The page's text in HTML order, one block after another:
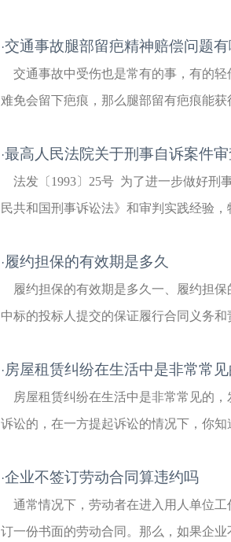
·交通事故腿部留疤精神赔偿问题
交通事故中受伤也是常有的事，有的
难免会留下疤痕，那么腿部留有疤痕能
·最高人民法院关于刑事自诉案件
法发〔1993〕25号 为了进一步做好刑
民共和国刑事诉讼法》和审判实践经验
·履约担保的有效期是多久
履约担保的有效期是多久一、履约担
中标的投标人提交的保证履行合同义务
·房屋租赁纠纷在生活中是非常常
房屋租赁纠纷在生活中是非常常见的
诉讼的，在一方提起诉讼的情况下，你
·企业不签订劳动合同算违约吗
通常情况下，劳动者在进入用人单位
订一份书面的劳动合同。那么，如果企